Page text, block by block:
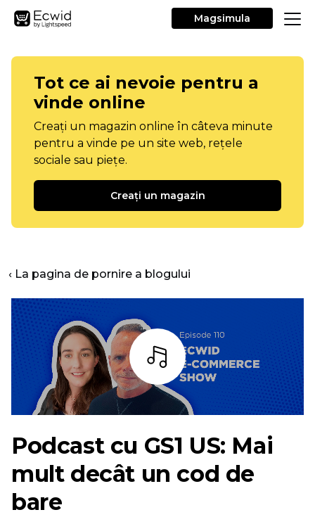
Magsimula
Tot ce ai nevoie pentru a
vinde online
Creați un magazin online în câteva minute
pentru a vinde pe un site web, rețele
sociale sau piețe.
Creați un magazin
‹ La pagina de pornire a blogului
Asculta
Podcast cu GS1 US: Mai
mult decât un cod de
bare